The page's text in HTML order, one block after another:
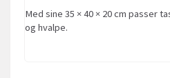
Med sine 35 × 40 × 20 cm passer
og hvalpe.